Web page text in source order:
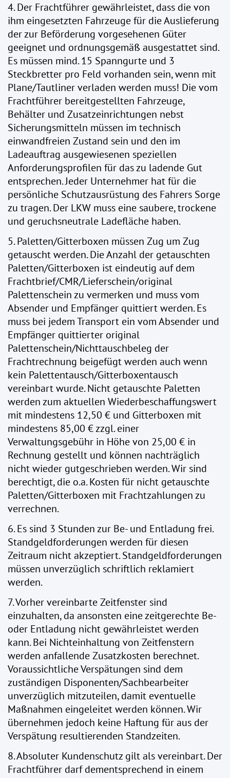
4. Der Frachtführer gewährleistet, dass die von
ihm eingesetzten Fahrzeuge für die Auslieferung
der zur Beförderung vorgesehenen Güter
geeignet und ordnungsgemäß ausgestattet sind.
Es müssen mind. 15 Spanngurte und 3
Steckbretter pro Feld vorhanden sein, wenn mit
Plane/Tautliner verladen werden muss! Die vom
Frachtführer bereitgestellten Fahrzeuge,
Behälter und Zusatzeinrichtungen nebst
Sicherungsmitteln müssen im technisch
einwandfreien Zustand sein und den im
Ladeauftrag ausgewiesenen speziellen
Anforderungsprofilen für das zu ladende Gut
entsprechen. Jeder Unternehmer hat für die
persönliche Schutzausrüstung des Fahrers Sorge
zu tragen. Der LKW muss eine saubere, trockene
und geruchsneutrale Ladefläche haben.
5. Paletten/Gitterboxen müssen Zug um Zug
getauscht werden. Die Anzahl der getauschten
Paletten/Gitterboxen ist eindeutig auf dem
Frachtbrief/CMR/Lieferschein/original
Palettenschein zu vermerken und muss vom
Absender und Empfänger quittiert werden. Es
muss bei jedem Transport ein vom Absender und
Empfänger quittierter original
Palettenschein/Nichttauschbeleg der
Frachtrechnung beigefügt werden auch wenn
kein Palettentausch/Gitterboxentausch
vereinbart wurde. Nicht getauschte Paletten
werden zum aktuellen Wiederbeschaffungswert
mit mindestens 12,50 € und Gitterboxen mit
mindestens 85,00 € zzgl. einer
Verwaltungsgebühr in Höhe von 25,00 € in
Rechnung gestellt und können nachträglich
nicht wieder gutgeschrieben werden. Wir sind
berechtigt, die o.a. Kosten für nicht getauschte
Paletten/Gitterboxen mit Frachtzahlungen zu
verrechnen.
6. Es sind 3 Stunden zur Be- und Entladung frei.
Standgeldforderungen werden für diesen
Zeitraum nicht akzeptiert. Standgeldforderungen
müssen unverzüglich schriftlich reklamiert
werden.
7. Vorher vereinbarte Zeitfenster sind
einzuhalten, da ansonsten eine zeitgerechte Be-
oder Entladung nicht gewährleistet werden
kann. Bei Nichteinhaltung von Zeitfenstern
werden anfallende Zusatzkosten berechnet.
Voraussichtliche Verspätungen sind dem
zuständigen Disponenten/Sachbearbeiter
unverzüglich mitzuteilen, damit eventuelle
Maßnahmen eingeleitet werden können. Wir
übernehmen jedoch keine Haftung für aus der
Verspätung resultierenden Standzeiten.
8. Absoluter Kundenschutz gilt als vereinbart. Der
Frachtführer darf dementsprechend in einem